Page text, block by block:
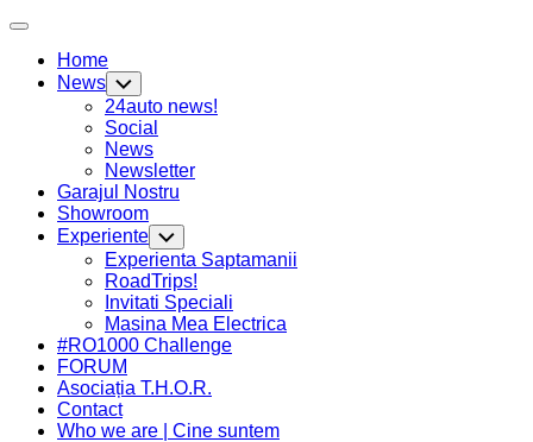
Skip
content
Expand
Home
News Toggle
Child
Menu
24auto news!
Social
News
Newsletter
Garajul Nostru
Showroom
Experiente Toggle
Child
Menu
Current
Page
Parent
Experienta Saptamanii
RoadTrips!
Invitati Speciali
Current
Page
Parent
Masina Mea Electrica
#RO1000 Challenge
FORUM
Asociația T.H.O.R.
Contact
Who we are | Cine suntem